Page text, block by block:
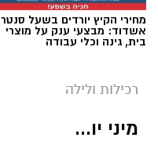
מחירי הקיץ יורדים בשעל סנטר
אשדוד: מבצעי ענק על מוצרי
בית, גינה וכלי עבודה
רכילות ולילה
מיני יו...